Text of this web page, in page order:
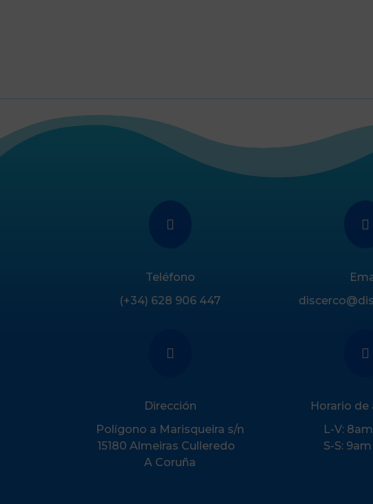

Teléfono
(+34) 628 906 447

Dirección
Polígono a Marisqueira s/n
15180 Almeiras Culleredo
A Coruña


Horario
L-V:
S-S: